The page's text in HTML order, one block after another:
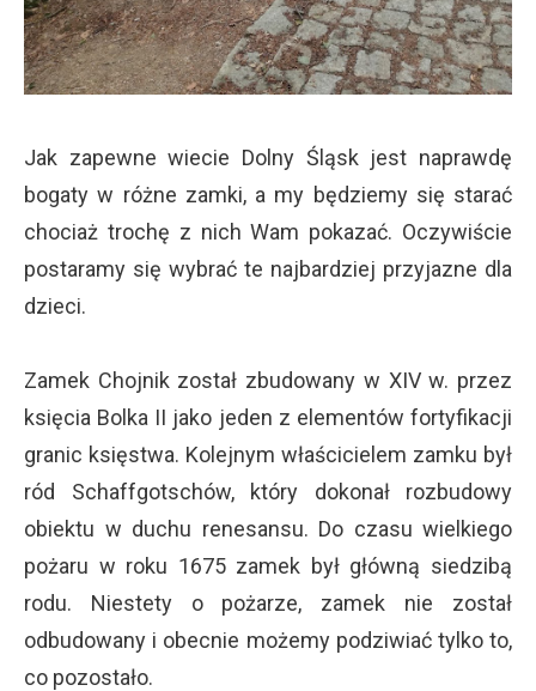
Jak zapewne wiecie Dolny Śląsk jest naprawdę
bogaty w różne zamki, a my będziemy się starać
chociaż trochę z nich Wam pokazać. Oczywiście
postaramy się wybrać te najbardziej przyjazne dla
dzieci.
Zamek Chojnik został zbudowany w XIV w. przez
księcia Bolka II jako jeden z elementów fortyfikacji
granic księstwa. Kolejnym właścicielem zamku był
ród Schaffgotschów, który dokonał rozbudowy
obiektu w duchu renesansu. Do czasu wielkiego
pożaru w roku 1675 zamek był główną siedzibą
rodu. Niestety o pożarze, zamek nie został
odbudowany i obecnie możemy podziwiać tylko to,
co pozostało.